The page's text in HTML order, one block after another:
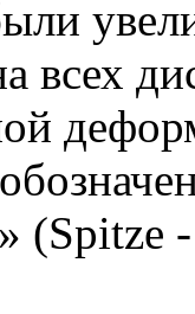
всех
(Spitze